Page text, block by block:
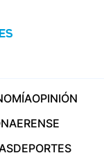
OPINIÓN
DEPORTES